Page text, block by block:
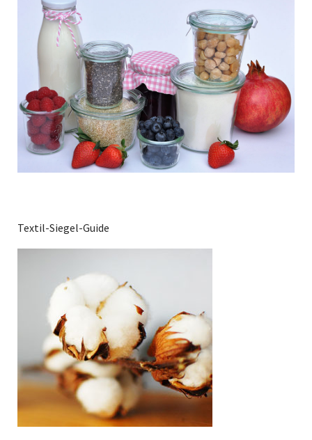
Textil-Siegel-Guide